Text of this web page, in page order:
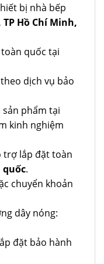
bị nhà bếp
TP Hồ Chí Minh,
quốc tại
dịch vụ bảo
sản phẩm tại
kinh nghiệm
trợ lắp đặt toàn
.
chuyển khoản
dây nóng:
đặt bảo hành